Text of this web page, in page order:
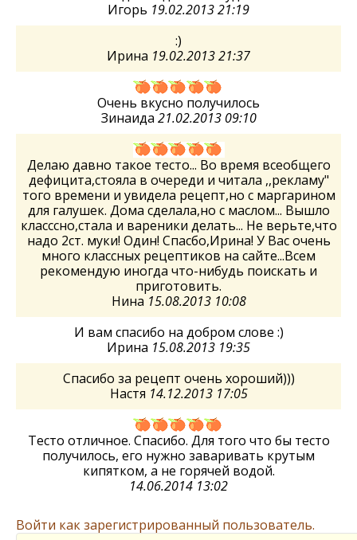
Игорь 19.02.2013 21:19
:)
Ирина 19.02.2013 21:37
Очень вкусно получилось
Зинаида 21.02.2013 09:10
Делаю давно такое тесто... Во время всеобщего
дефицита,стояла в очереди и читала ,,рекламу"
того времени и увидела рецепт,но с маргарином
для галушек. Дома сделала,но с маслом... Вышло
класссно,стала и вареники делать... Не верьте,что
надо 2ст. муки! Один! Спасбо,Ирина! У Вас очень
много классных рецептиков на сайте...Всем
рекомендую иногда что-нибудь поискать и
приготовить.
Нина 15.08.2013 10:08
И вам спасибо на добром слове :)
Ирина 15.08.2013 19:35
Спасибо за рецепт очень хороший)))
Настя 14.12.2013 17:05
Тесто отличное. Спасибо. Для того что бы тесто
получилось, его нужно заваривать крутым
кипятком, а не горячей водой.
14.06.2014 13:02
Войти как зарегистрированный пользователь.